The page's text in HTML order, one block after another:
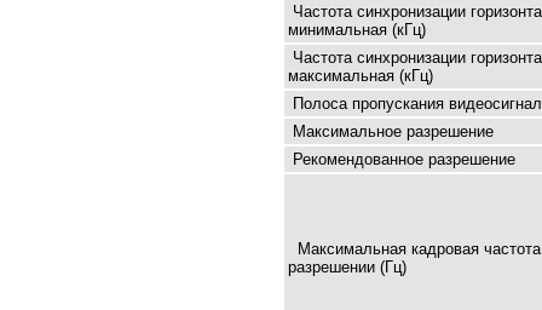
Частота синхронизации
минимальная (кГц)
Частота синхронизации
максимальная (кГц)
Полоса пропускания
Максимальное разрешение
Рекомендованное разрешение
Максимальная кадровая
разрешении (Гц)